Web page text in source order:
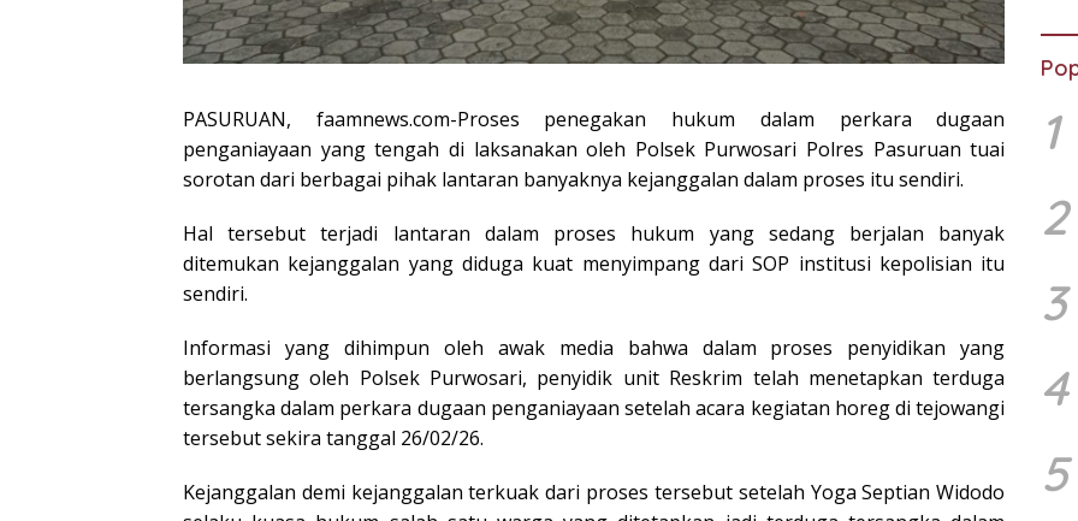
PASURUAN, faamnews.com-Proses penegakan hukum dalam perkara dugaan
penganiayaan yang tengah di laksanakan oleh Polsek Purwosari Polres Pasuruan tuai
sorotan dari berbagai pihak lantaran banyaknya kejanggalan dalam proses itu sendiri.
Hal tersebut terjadi lantaran dalam proses hukum yang sedang berjalan banyak
ditemukan kejanggalan yang diduga kuat menyimpang dari SOP institusi kepolisian itu
sendiri.
Informasi yang dihimpun oleh awak media bahwa dalam proses penyidikan yang
berlangsung oleh Polsek Purwosari, penyidik unit Reskrim telah menetapkan terduga
tersangka dalam perkara dugaan penganiayaan setelah acara kegiatan horeg di tejowangi
tersebut sekira tanggal 26/02/26.
Kejanggalan demi kejanggalan terkuak dari proses tersebut setelah Yoga Septian Widodo
1
2
3
4
5